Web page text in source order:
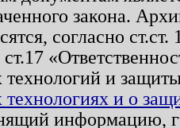
закона.
согласно
и
и о
информацию,